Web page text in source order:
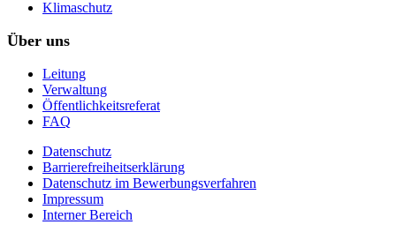
Klimaschutz
Über uns
Leitung
Verwaltung
Öffentlichkeitsreferat
FAQ
Datenschutz
Barrierefreiheitserklärung
Datenschutz im Bewerbungsverfahren
Impressum
Interner Bereich